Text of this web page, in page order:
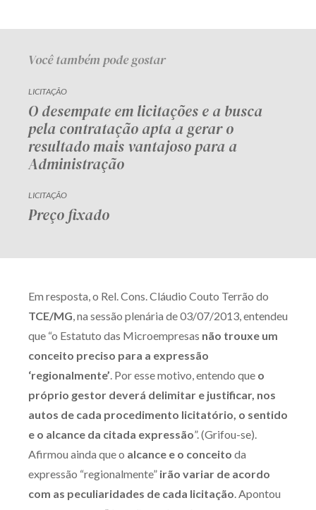
Você também pode gostar
LICITAÇÃO
O desempate em licitações e a busca
pela contratação apta a gerar o
resultado mais vantajoso para a
Administração
LICITAÇÃO
Preço fixado
Em resposta, o Rel. Cons. Cláudio Couto Terrão do
TCE/MG, na sessão plenária de 03/07/2013, entendeu
que “o Estatuto das Microempresas não trouxe um
conceito preciso para a expressão
‘regionalmente’. Por esse motivo, entendo que o
próprio gestor deverá delimitar e justificar, nos
autos de cada procedimento licitatório, o sentido
e o alcance da citada expressão”. (Grifou-se).
Afirmou ainda que o alcance e o conceito da
expressão “regionalmente” irão variar de acordo
com as peculiaridades de cada licitação. Apontou